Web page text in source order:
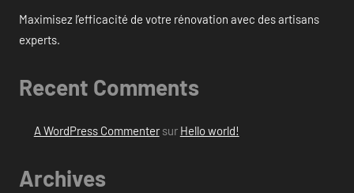
Maximisez l’efficacité de votre rénovation avec des artisans
experts.
Recent Comments
A WordPress Commentersur Hello world!
Archives